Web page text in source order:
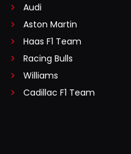
Audi
Aston Martin
Haas F1 Team
Racing Bulls
Williams
Cadillac F1 Team